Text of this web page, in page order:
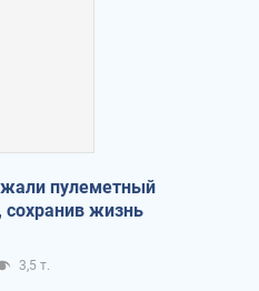
пулеметный
сохранив жизнь
3,5 т.